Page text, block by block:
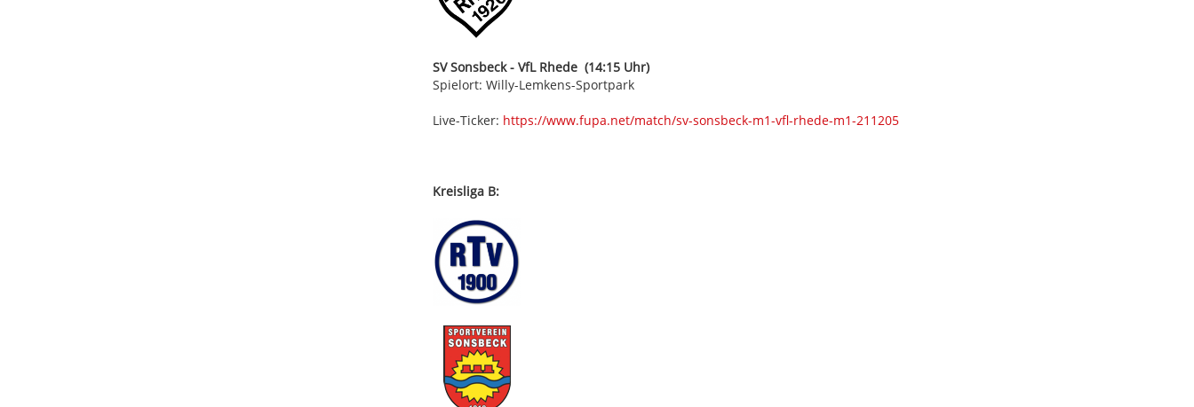
SV Sonsbeck - VfL Rhede (14:15 Uhr)
Spielort: Willy-Lemkens-Sportpark
Live-Ticker: https://www.fupa.net/match/sv-sonsbeck-m1-vfl-rhede-m1-211205
Kreisliga B: